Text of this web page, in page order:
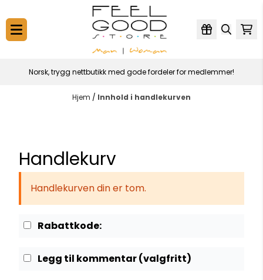
Norsk, trygg nettbutikk med gode fordeler for medlemmer!
Hjem / Innhold i handlekurven
Handlekurv
Handlekurven din er tom.
Rabattkode:
Legg til kommentar(valgfritt)